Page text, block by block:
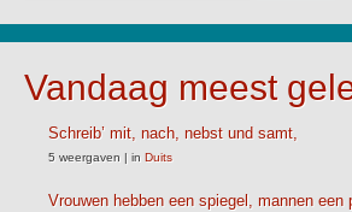
Vandaag meest
Schreib’ mit, nach, nebst und samt,
5 weergaven | in Duits
Vrouwen hebben een spiegel, mannen een